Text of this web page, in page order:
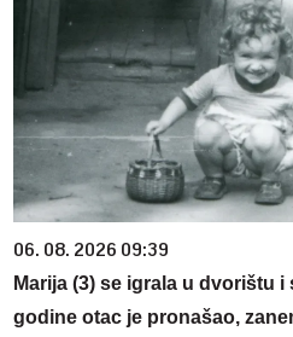
06. 08. 2026 09:39
Marija (3) se igrala u dvorištu
godine otac je pronašao,